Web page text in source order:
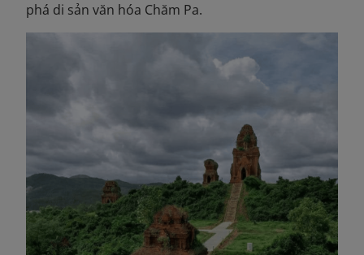
phá di sản văn hóa Chăm Pa.